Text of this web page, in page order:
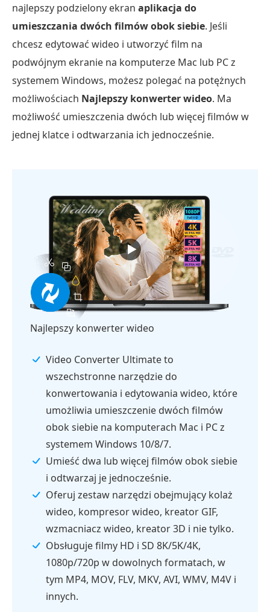
najlepszy podzielony ekran aplikacja do
umieszczania dwóch filmów obok siebie. Jeśli
chcesz edytować wideo i utworzyć film na
podwójnym ekranie na komputerze Mac lub PC z
systemem Windows, możesz polegać na potężnych
możliwościach Najlepszy konwerter wideo. Ma
możliwość umieszczenia dwóch lub więcej filmów w
jednej klatce i odtwarzania ich jednocześnie.
Najlepszy konwerter wideo
Video Converter Ultimate to
wszechstronne narzędzie do
konwertowania i edytowania wideo, które
umożliwia umieszczenie dwóch filmów
obok siebie na komputerach Mac i PC z
systemem Windows 10/8/7.
Umieść dwa lub więcej filmów obok siebie
i odtwarzaj je jednocześnie.
Oferuj zestaw narzędzi obejmujący kolaż
wideo, kompresor wideo, kreator GIF,
wzmacniacz wideo, kreator 3D i nie tylko.
Obsługuje filmy HD i SD 8K/5K/4K,
1080p/720p w dowolnych formatach, w
tym MP4, MOV, FLV, MKV, AVI, WMV, M4V i
innych.